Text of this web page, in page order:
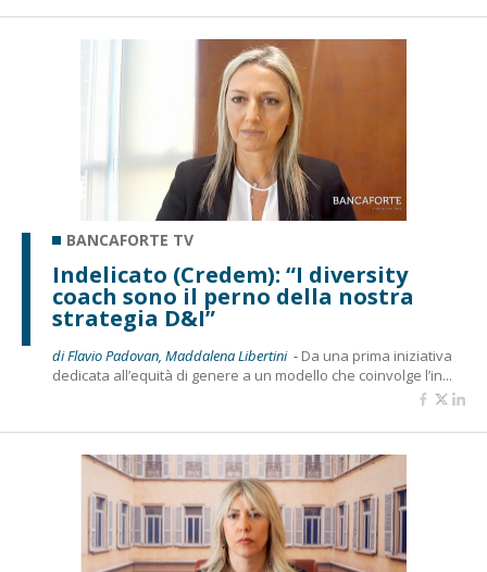
BANCAFORTE TV
Indelicato (Credem): “I diversity
coach sono il perno della nostra
strategia D&I”
di Flavio Padovan, Maddalena Libertini - Da una prima iniziativa
dedicata all’equità di genere a un modello che coinvolge l’in...